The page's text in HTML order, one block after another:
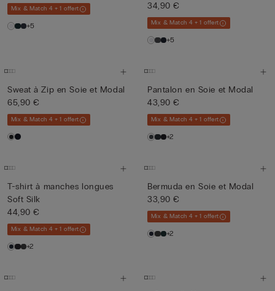
Mix & Match 4 + 1 offert
+5
34,90 €
Mix & Match 4 + 1 offert
+5
Sweat à Zip en Soie et Modal
65,90 €
Mix & Match 4 + 1 offert
Pantalon en Soie et Modal
43,90 €
Mix & Match 4 + 1 offert
+2
T-shirt à manches longues
Soft Silk
44,90 €
Mix & Match 4 + 1 offert
+2
Bermuda en Soie et Modal
33,90 €
Mix & Match 4 + 1 offert
+2